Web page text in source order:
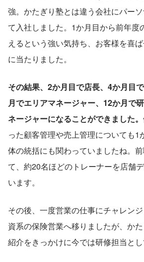
強。かたぎり塾とは違う会社にパー
て入社しました。1か月目から前年度
えるという強い気持ち、お客様を喜
に当たりました。
その結果、2か月目で店長、4か月目
月でエリアマネージャー、12か月で
ネージャーになることができました。
った顧客管理や売上管理についても1
体の統括にも関わっていましたね。
て、約20名ほどのトレーナーを店舗
います。
その後、一度営業の仕事にチャレン
資系の保険営業へ移りましたが、か
紹介をきっかけに今では研修担当とし